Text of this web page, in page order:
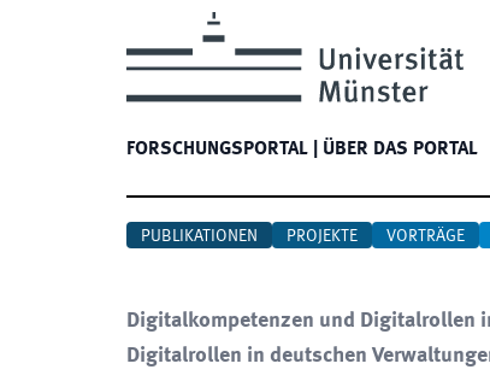
FORSCHUNGSPORTAL ÜBER DAS PORTAL
PUBLIKATIONEN PROJEKTE VORTRÄGE
Digitalkompetenzen und Digitalrollen
Digitalrollen in deutschen